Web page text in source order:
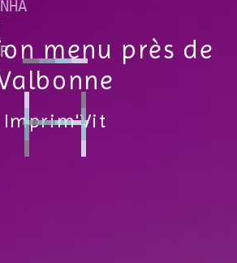
menu près de
Imprim'Vit